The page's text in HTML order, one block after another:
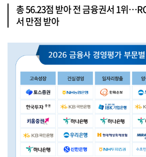
총 56.23점 받아 전 금융권서 1위
서 만점 받아